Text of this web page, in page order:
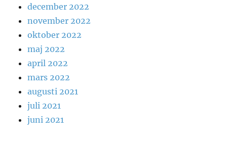
december 2022
november 2022
oktober 2022
maj 2022
april 2022
mars 2022
augusti 2021
juli 2021
juni 2021